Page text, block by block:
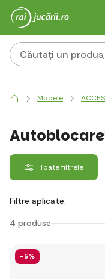
Modele
Autoblocare
Toate filtrele
Filtre aplicate:
4 produse
-5%